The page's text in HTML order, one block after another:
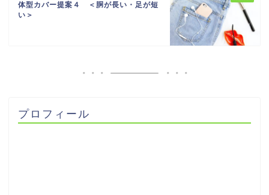
体型カバー提案４ ＜胴が長い・足が短
い＞
プロフィール